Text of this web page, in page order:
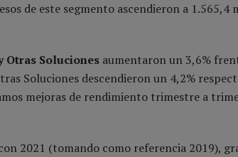
de este segmento ascendieron a 1.565,4
Otras Soluciones aumentaron un 3,6%
Soluciones descendieron un 4,2%
mejoras de rendimiento trimestre a
2021 (tomando como referencia 2019),